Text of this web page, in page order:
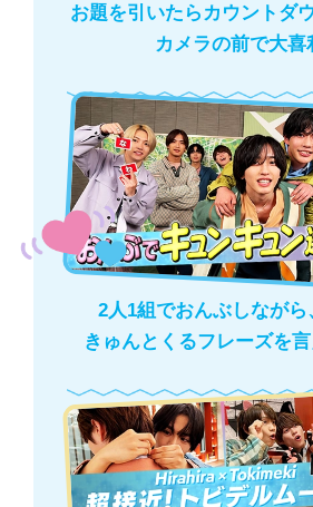
お題を引いたらカウントダ
カメラの前で大喜
2人1組でおんぶしながら
きゅんとくるフレーズを